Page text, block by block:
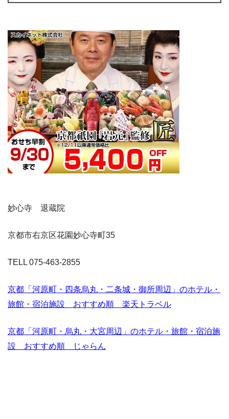
妙心寺 退蔵院
京都市右京区花園妙心寺町35
TELL 075-463-2855
京都「河原町・四条烏丸・二条城・御所周辺」のホテル・
旅館・宿泊施設 おすすめ順 楽天トラベル
京都「河原町・烏丸・大宮周辺」のホテル・旅館・宿泊施
設 おすすめ順 じゃらん